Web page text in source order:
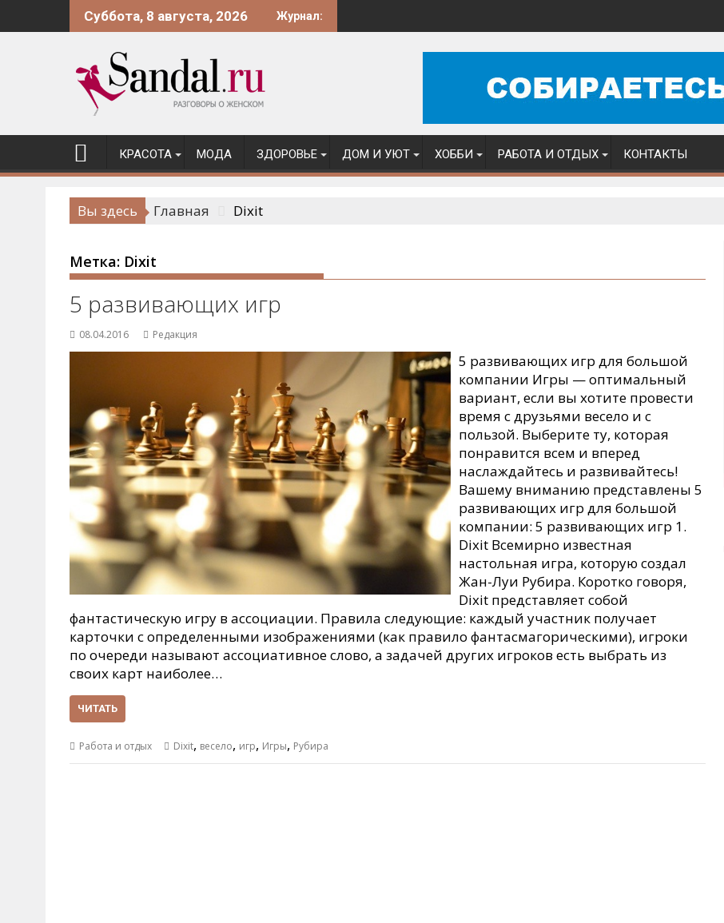
Суббота, 8 августа, 2026 Журнал:
КРАСОТА МОДА ЗДОРОВЬЕ ДОМ И УЮТ ХОББИ РАБОТА И ОТДЫХ КОНТАКТЫ
Вы здесь Главная Dixit
Метка: Dixit
5 развивающих игр
08.04.2016 Редакция
5 развивающих игр для большой
компании Игры — оптимальный
вариант, если вы хотите провести
время с друзьями весело и с
пользой. Выберите ту, которая
понравится всем и вперед
наслаждайтесь и развивайтесь!
Вашему вниманию представлены 5
развивающих игр для большой
компании: 5 развивающих игр 1.
Dixit Всемирно известная
настольная игра, которую создал
Жан-Луи Рубира. Коротко говоря,
Dixit представляет собой
фантастическую игру в ассоциации. Правила следующие: каждый участник получает
карточки с определенными изображениями (как правило фантасмагорическими), игроки
по очереди называют ассоциативное слово, а задачей других игроков есть выбрать из
своих карт наиболее…
ЧИТАТЬ
Работа и отдых Dixit, весело, игр, Игры, Рубира